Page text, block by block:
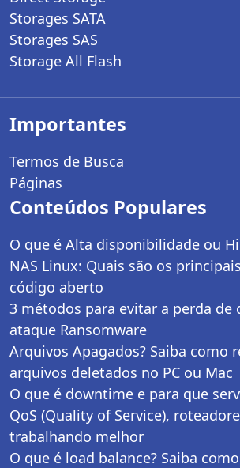
Storages SATA
Storages SAS
Storage All Flash
Importantes
Termos de Busca
Páginas
Conteúdos Populares
O que é Alta disponibilidade ou
NAS Linux: Quais são os
código aberto
3 métodos para evitar a perda de
ataque Ransomware
Arquivos Apagados? Saiba como
arquivos deletados no PC ou Mac
O que é downtime e para que
QoS (Quality of Service),
trabalhando melhor
O que é load balance? Saiba